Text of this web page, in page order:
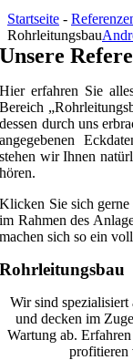
Startseite -
Rohrleitungsbau
Unsere
Hier erfahren Sie
Bereich
dessen durch uns
angegebenen
stehen wir Ihnen
hören.
Klicken Sie sich
im Rahmen des
machen sich so ein
Rohrleitungsbau
Wir sind spezialisiert
und decken im
Wartung ab.
profitieren